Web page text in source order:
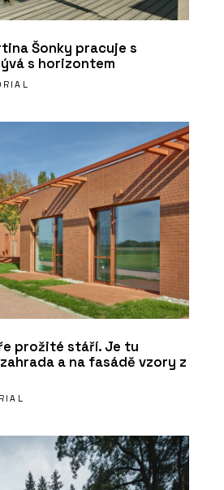
Šonky pracuje s
s horizontem
prožité stáří. Je tu
a na fasádě vzory z